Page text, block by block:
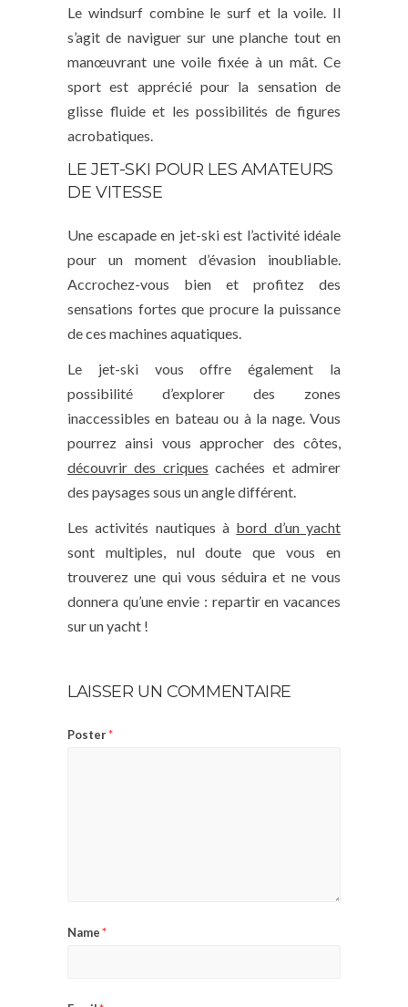
Le windsurf combine le surf et la voile. Il
s’agit de naviguer sur une planche tout en
manœuvrant une voile fixée à un mât. Ce
sport est apprécié pour la sensation de
glisse fluide et les possibilités de figures
acrobatiques.
LE JET-SKI POUR LES AMATEURS
DE VITESSE
Une escapade en jet-ski est l’activité idéale
pour un moment d’évasion inoubliable.
Accrochez-vous bien et profitez des
sensations fortes que procure la puissance
de ces machines aquatiques.
Le jet-ski vous offre également la
possibilité d’explorer des zones
inaccessibles en bateau ou à la nage. Vous
pourrez ainsi vous approcher des côtes,
découvrir des criques cachées et admirer
des paysages sous un angle différent.
Les activités nautiques à bord d’un yacht
sont multiples, nul doute que vous en
trouverez une qui vous séduira et ne vous
donnera qu’une envie : repartir en vacances
sur un yacht !
LAISSER UN COMMENTAIRE
Poster*
Name*